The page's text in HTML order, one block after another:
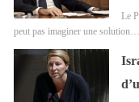
Le
peut pas imaginer une solution…